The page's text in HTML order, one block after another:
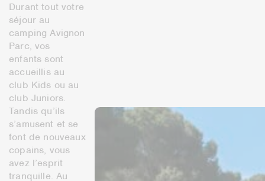
Durant tout votre
séjour au
camping Avignon
Parc, vos
enfants sont
accueillis au
club Kids ou au
club Juniors.
Tandis qu’ils
s’amusent et se
font de nouveaux
copains, vous
avez l’esprit
tranquille. Au